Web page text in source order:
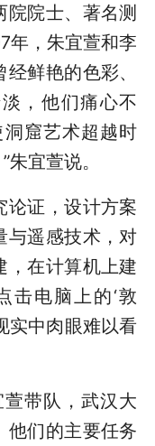
院士、著名测
年，朱宜萱和李
鲜艳的色彩、
，他们痛心不
窟艺术超越时
宜萱说。
证，设计方案
与遥感技术，对
，在计算机上建
击电脑上的‘敦
实中肉眼难以看
带队，武汉大
他们的主要任务